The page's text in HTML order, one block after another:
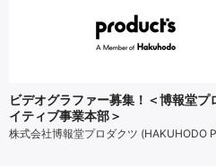
ビデオグラファー募集！＜博報堂
イティブ事業本部＞
株式会社博報堂プロダクツ (HAKUHODO